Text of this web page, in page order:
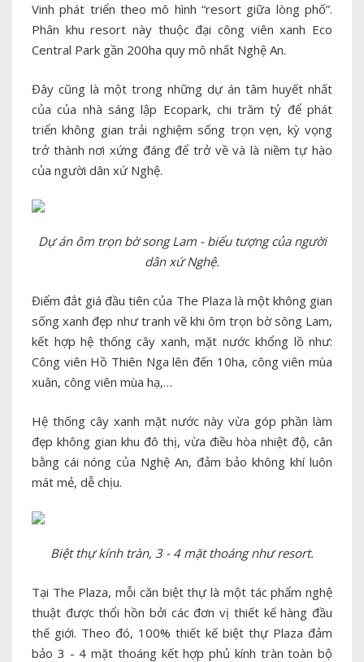
Vinh phát triển theo mô hình “resort giữa lòng phố”.
Phân khu resort này thuộc đại công viên xanh Eco
Central Park gần 200ha quy mô nhất Nghệ An.
Đây cũng là một trong những dự án tâm huyết nhất
của của nhà sáng lập Ecopark, chi trăm tỷ để phát
triển không gian trải nghiệm sống trọn vẹn, kỳ vọng
trở thành nơi xứng đáng để trở về và là niềm tự hào
của người dân xứ Nghệ.
Dự án ôm trọn bờ song Lam - biểu tượng của người
dân xứ Nghệ.
Điểm đắt giá đầu tiên của The Plaza là một không gian
sống xanh đẹp như tranh vẽ khi ôm trọn bờ sông Lam,
kết hợp hệ thống cây xanh, mặt nước khổng lồ như:
Công viên Hồ Thiên Nga lên đến 10ha, công viên mùa
xuân, công viên mùa hạ,…
Hệ thống cây xanh mặt nước này vừa góp phần làm
đẹp không gian khu đô thị, vừa điều hòa nhiệt độ, cân
bằng cái nóng của Nghệ An, đảm bảo không khí luôn
mát mẻ, dễ chịu.
Biệt thự kính tràn, 3 - 4 mặt thoáng như resort.
Tại The Plaza, mỗi căn biệt thự là một tác phẩm nghệ
thuật được thổi hồn bởi các đơn vị thiết kế hàng đầu
thế giới. Theo đó, 100% thiết kế biệt thự Plaza đảm
bảo 3 - 4 mặt thoáng kết hợp phủ kính tràn toàn bộ